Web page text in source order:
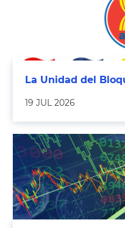
La Unidad del
19 JUL 2026